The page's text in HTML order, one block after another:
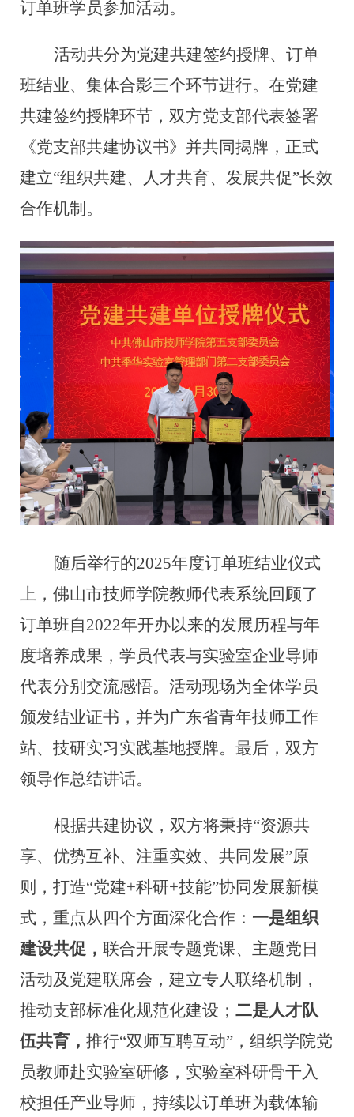
订单班学员参加活动。
活动共分为党建共建签约授牌、订单
班结业、集体合影三个环节进行。在党建
共建签约授牌环节 ，双方党支部代表签署
《党支部共建协议书》并共同揭牌， 正式
建立“组织共建、人才共育、发展共促”长效
合作机制。
随后举行的2025年度订单班结业仪式
上，佛山市技师学院教师代表系统回顾了
订单班自2022年开办以来的发展历程与年
度培养成果，学员代表与实验室企业导师
代表分别交流感悟。 活动现场为全体学员
颁发结业证书，并为广东省青年技师工作
站、技研实习实践基地授牌。 最后，双方
领导作总结讲话。
根据共建协议，双方将秉持“资源共
享、优势互补、注重实效、共同发展”原
则，打造“党建+科研+技能”协同发展新模
式， 重点从四个方面深化合作： 一是组织
建设共促， 联合开展专题党课、主题党日
活动及 党建联席会，建立专人联络机制，
推动支部标准化规范化建设； 二是人才队
伍共育， 推行“双师互聘互动”， 组织学院党
员教师赴实验室研修，实验室科研骨干入
校担任产业导师，持续以订单班为载体输